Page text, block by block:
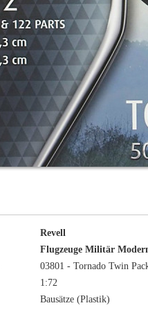
Revell
Flugzeuge Militär
03801 - Tornado Twin
1:72
Bausätze (Plastik)